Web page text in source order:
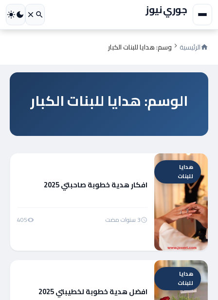
جوري نيوز
الرئيسية وسم: هدايا للبنات الكبار
الوسم: هدايا للبنات الكبار
هدايا
للبنات
افكار هدية خطوبة صاحبتي 2025
3 سنوات مضت 405
هدايا
للبنات
افضل هدية خطوبة لخطيبتي 2025